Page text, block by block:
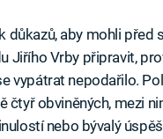
důkazů, aby mohli
Jiřího Vrby připravit,
vypátrat nepodařilo.
čtyř obviněných, mezi
nebo bývalý